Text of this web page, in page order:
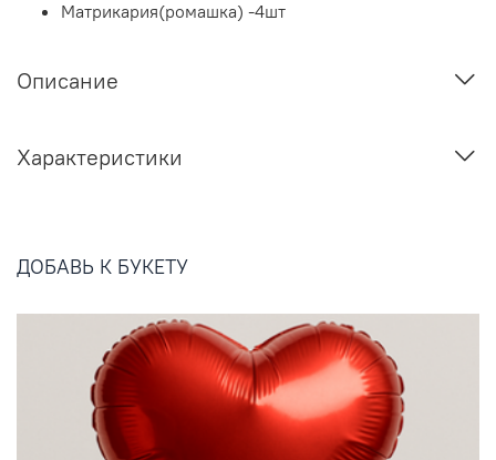
Матрикария(ромашка) -4шт
Описание
Характеристики
ДОБАВЬ К БУКЕТУ